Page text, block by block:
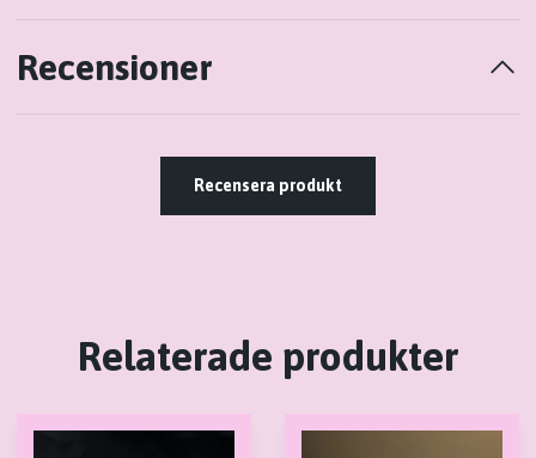
Recensioner
Recensera produkt
Relaterade produkter